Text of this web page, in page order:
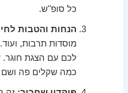
כל סופ"ש.
הנחות והטבות
מוסדות תרבות,
לכם עם הצגת חוגר.
כמה שקלים פה ושם